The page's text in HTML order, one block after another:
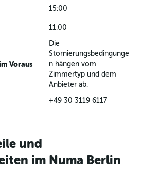
15:00
11:00
Voraus
Die
Stornierungsbedingunge
n hängen vom
Zimmertyp und dem
Anbieter ab.
+49 30 3119 6117
und
im Numa Berlin